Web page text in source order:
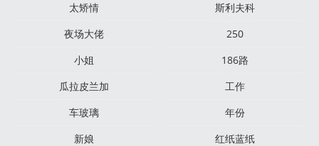
太矫情
斯利夫科
夜场大佬
250
小姐
186路
瓜拉皮兰加
工作
车玻璃
年份
新娘
红纸蓝纸